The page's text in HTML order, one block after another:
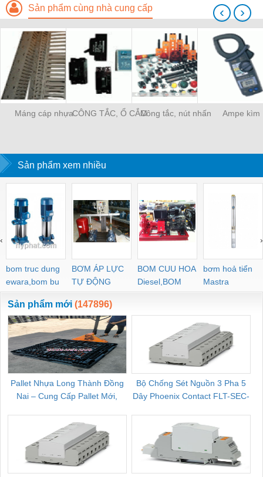
Sản phẩm cùng nhà cung cấp
Máng cáp nhựaCÔNG TẮC, Ổ CẮMCông tắc, nút nhấn Ampe kìm
‹ ›
Sản phẩm xem nhiều
bom truc dung
ewara,bom bu
ewara
BƠM ÁP LỰC
TỰ ĐỘNG
BOM CUU HOA
Diesel,BOM
CHUA CHAY
bơm hoả tiển
Mastra
‹ ›
Sản phẩm mới (147896)
Pallet Nhựa Long Thành Đồng
Nai – Cung Cấp Pallet Mới,
Bộ Chống Sét Nguồn 3 Pha 5
Dây Phoenix Contact FLT-SEC-